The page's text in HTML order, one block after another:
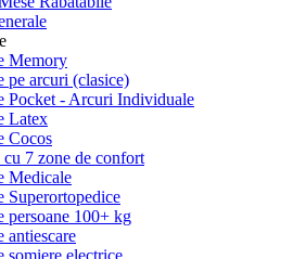
Memory
pe arcuri (clasice)
Pocket - Arcuri Individuale
Latex
Cocos
cu 7 zone de confort
Medicale
Superortopedice
persoane 100+ kg
antiescare
somiere electrice